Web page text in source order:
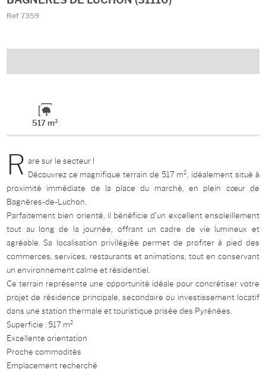
Ref 7359
517 m²
R are sur le secteur !
Découvrez ce magnifique terrain de 517 m², idéalement situé à
proximité immédiate de la place du marché, en plein cœur de
Bagnères-de-Luchon.
Parfaitement bien orienté, il bénéficie d’un excellent ensoleillement
tout au long de la journée, offrant un cadre de vie lumineux et
agréable. Sa localisation privilégiée permet de profiter à pied des
commerces, services, restaurants et animations, tout en conservant
un environnement calme et résidentiel.
Ce terrain représente une opportunité idéale pour concrétiser votre
projet de résidence principale, secondaire ou investissement locatif
dans une station thermale et touristique prisée des Pyrénées.
Superficie : 517 m²
Excellente orientation
Proche commodités
Emplacement recherché